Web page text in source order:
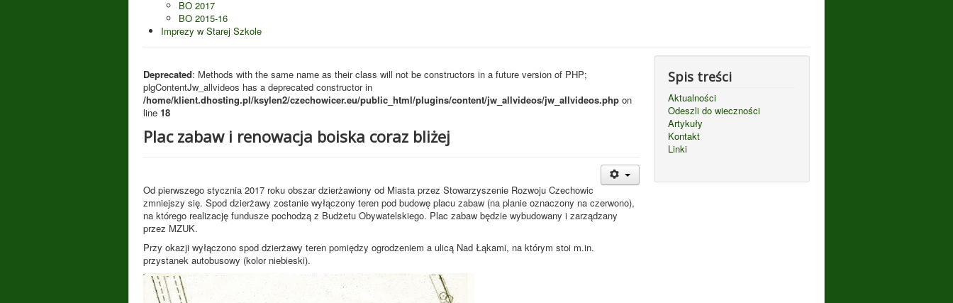
BO 2017
BO 2015-16
Imprezy w Starej Szkole
Deprecated: Methods with the same name as their class will not be constructors in a future version of PHP;
plgContentJw_allvideos has a deprecated constructor in
/home/klient.dhosting.pl/ksylen2/czechowicer.eu/public_html/plugins/content/jw_allvideos/jw_allvideos.php on
line 18
Plac zabaw i renowacja boiska coraz bliżej
Od pierwszego stycznia 2017 roku obszar dzierżawiony od Miasta przez Stowarzyszenie Rozwoju Czechowic
zmniejszy się. Spod dzierżawy zostanie wyłączony teren pod budowę placu zabaw (na planie oznaczony na czerwono),
na którego realizację fundusze pochodzą z Budżetu Obywatelskiego. Plac zabaw będzie wybudowany i zarządzany
przez MZUK.
Przy okazji wyłączono spod dzierżawy teren pomiędzy ogrodzeniem a ulicą Nad Łąkami, na którym stoi m.in.
przystanek autobusowy (kolor niebieski).
Spis treści
Aktualności
Odeszli do wieczności
Artykuły
Kontakt
Linki